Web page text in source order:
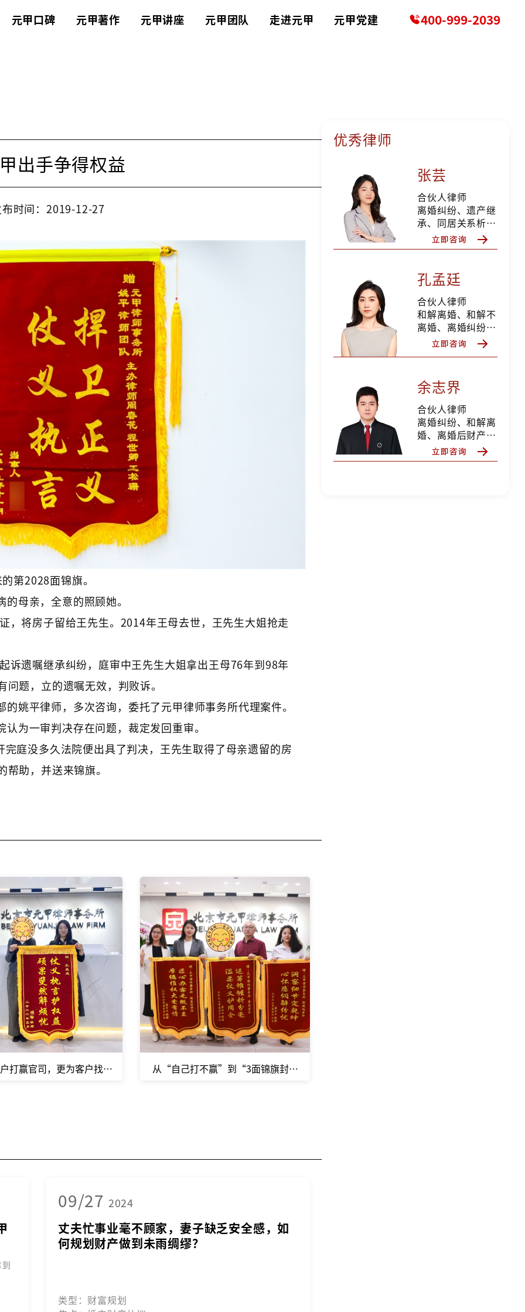
元甲口碑 元甲著作 元甲讲座 元甲团队 走进元甲 元甲党建 400-999-2039
出手争得权益
时间：2019-12-27
第2028面锦旗。
母亲，全意的照顾她。
，将房子留给王先生。2014年王母去世，王先生大姐抢走
诉遗嘱继承纠纷，庭审中王先生大姐拿出王母76年到98年
题，立的遗嘱无效，判败诉。
姚平律师，多次咨询，委托了元甲律师事务所代理案件。
为一审判决存在问题，裁定发回重审。
庭没多久法院便出具了判决，王先生取得了母亲遗留的房
助，并送来锦旗。
式，获得孩子抚养权
打赢官司，更为客户找到最优的解决方案。从“自己打不赢”到“3面锦旗封神”，差的只是一次正确的托付
09/27 2024
丈夫忙事业毫不顾家，妻子缺乏安全感，如
何规划财产做到未雨绸缪？
类型：财富规划
优秀律师
张芸
合伙人律师
离婚纠纷、遗产继
承、同居关系析产
纠纷、分家析产纠
纷、所有权确认纠
纠纷、债权债务纠
纷、私人律师等
孔孟廷
合伙人律师
和解离婚、和解不
离婚、离婚纠纷、
离婚后财产纠纷、
抚养权纠纷、抚养
纷、变更抚养权纠
纷、遗产继承纠纷
分家析产纠纷，擅
长家庭财富规划，
私人律师等
余志界
合伙人律师
离婚纠纷、和解离
婚、离婚后财产纠
纷、股权期权分
割、财富规划、遗